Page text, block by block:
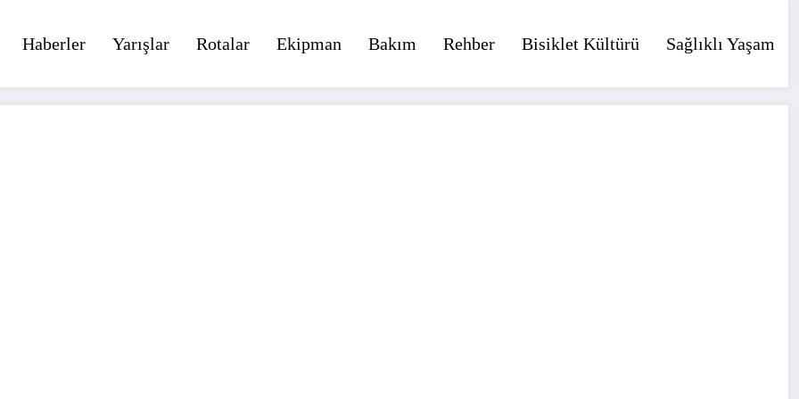
Haberler Yarışlar Rotalar Ekipman Bakım Rehber Bisiklet Kültürü Sağlıklı Yaşam